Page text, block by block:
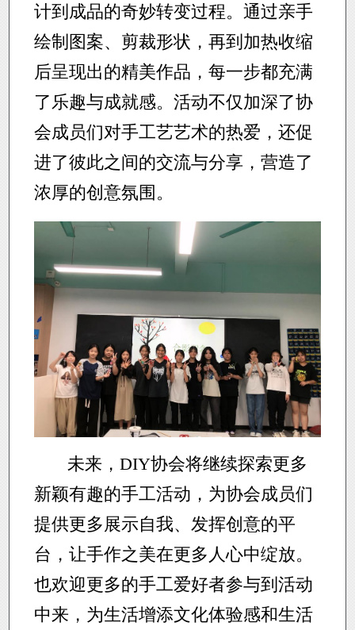
计到成品的奇妙转变过程。通过亲手
绘制图案、剪裁形状，再到加热收缩
后呈现出的精美作品，每一步都充满
了乐趣与成就感。活动不仅加深了协
会成员们对手工艺艺术的热爱，还促
进了彼此之间的交流与分享，营造了
浓厚的创意氛围。
未来，DIY协会将继续探索更多
新颖有趣的手工活动，为协会成员们
提供更多展示自我、发挥创意的平
台，让手作之美在更多人心中绽放。
也欢迎更多的手工爱好者参与到活动
中来，为生活增添文化体验感和生活